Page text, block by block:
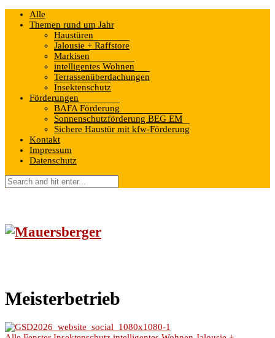
Alle
Themen rund um Jahr
Haustüren
Jalousie + Raffstore
Markisen
intelligentes Wohnen
Terrassenüberdachungen
Insektenschutz
Förderungen
BAFA Förderung
Sonnenschutzförderung BEG EM
Sichere Haustür mit kfw-Förderung
Kontakt
Impressum
Datenschutz
Meisterbetrieb